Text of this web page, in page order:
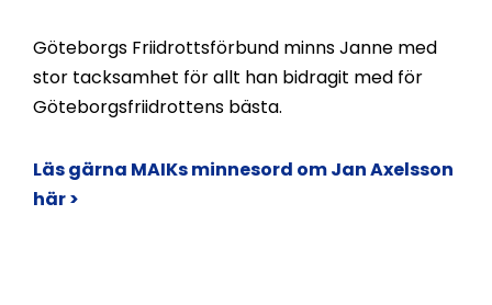
Göteborgs Friidrottsförbund minns Janne med
stor tacksamhet för allt han bidragit med för
Göteborgsfriidrottens bästa.
Läs gärna MAIKs minnesord om Jan Axelsson
här >